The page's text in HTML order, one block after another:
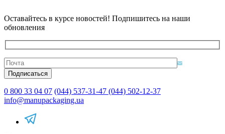
Оставайтесь в курсе новостей! Подпишитесь на наши
обновления
0 800 33 04 07 (044) 537-31-47 (044) 502-12-37
info@manupackaging.ua